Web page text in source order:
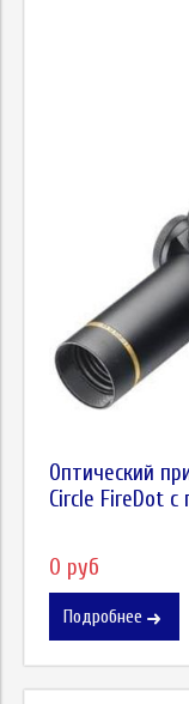
Оптический
Circle FireDot c
0 руб
Подробнее